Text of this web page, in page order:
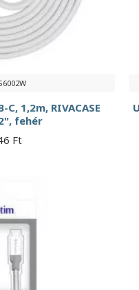
C, 1,2m, RIVACASE
fehér
Ft